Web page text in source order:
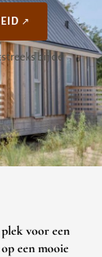
bij de
voor een
een mooie